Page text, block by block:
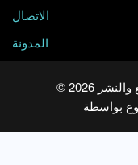
الاتصال
المدونة